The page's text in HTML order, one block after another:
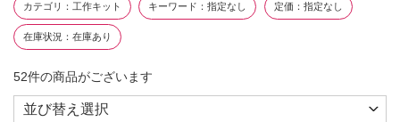
カテゴリ 工作キット キーワード 指定なし 定価 指定なし
在庫状況 在庫あり
52件の商品がございます